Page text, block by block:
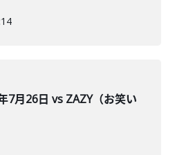
7月26日 vs ZAZY（お笑い